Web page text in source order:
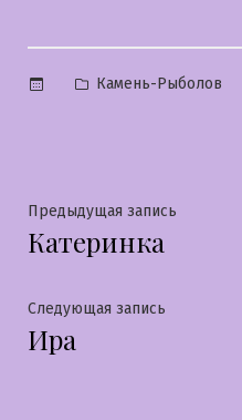
Опубликовано
Камень-Рыболов
Навигация
по
записям
Предыдущая запись
Катеринка
Следующая запись
Ира